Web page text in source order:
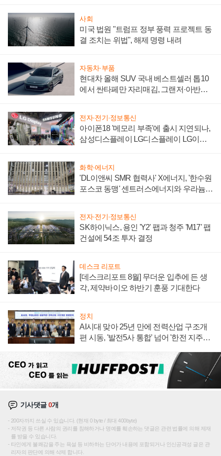
사회
미국 법원 "트럼프 정부 풍력 프로젝트 동
결 조치는 위법", 해제 명령 내려
자동차·부품
현대차 올해 SUV 국내 베스트셀러 톱10
에서 싼타페만 자리매김, 그랜저·아반떼
전자·전기·정보통신
아이폰18 '메모리 부족'에 출시 지연되나,
삼성디스플레이 LG디스플레이 LG이노
화학·에너지
'DL이앤씨 SMR 협력사' X에너지, '한수원
포스코 동맹' 센트러스에너지와 우라늄
전자·전기·정보통신
SK하이닉스, 용인 'Y2' 팹과 청주 'M17' 팹
건설에 54조 투자 결정
데스크 리포트
[데스크리포트 8월] 무더운 입추에 든 생
각, 제약바이오 하반기 훈풍 기대한다
정치
AI시대 맞아 25년 만에 전력산업 구조개
편 시동, '발전5사 통합' 넘어 '한전 지주사'
기사댓글0개
200자까지 쓰실 수 있습니다. (현재 0 byte / 최대 400byte)
저작권 등 다른 사람의 권리를 침해하거나 명예를 훼손하는 댓글은 관련 법률에 의해 제재
를 받을 수 있습니다.
타인에게 불쾌감을 주는 욕설 등 비하하는 단어가 내용에 포함되거나 인신공격성 글은 관
리자의 판단에 의해 삭제 합니다.